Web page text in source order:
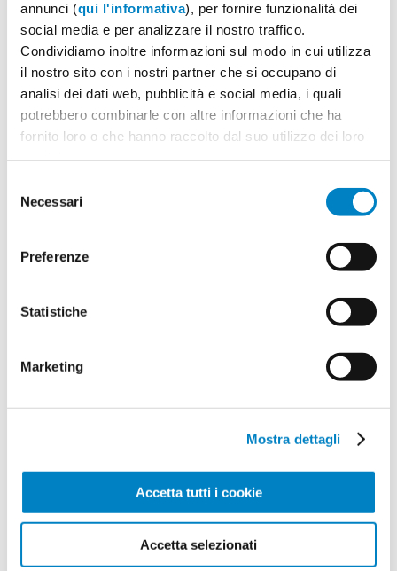
annunci (qui l'informativa), per fornire funzionalità dei
social media e per analizzare il nostro traffico.
Condividiamo inoltre informazioni sul modo in cui utilizza
il nostro sito con i nostri partner che si occupano di
analisi dei dati web, pubblicità e social media, i quali
potrebbero combinarle con altre informazioni che ha
fornito loro o che hanno raccolto dal suo utilizzo dei loro
delNecessari
Preferenze
Statistiche
Marketing
Mostra dettagli
Accetta tutti i cookie
Accetta selezionati
VUOI AGGIUNGERE DEGLI ACCESSORI?
Scatola in latta con finestra
da € 0.96
Scatola in plastica con magnete
4 Riepilogo ordine:
1GB-2.0
Tempi di consegna:16 gg lavorativi
€ 348,00+ IVA
Spese di spedizione: Gratis
€